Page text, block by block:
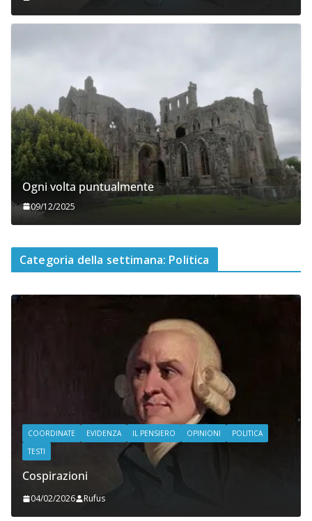
Ogni volta puntualmente
09/12/2025
Categoria della settimana: Politica
COORDINATE EVIDENZA IL PENSIERO OPINIONI
POLITICA
TESTI
Cospirazioni
04/02/2026 Rufus